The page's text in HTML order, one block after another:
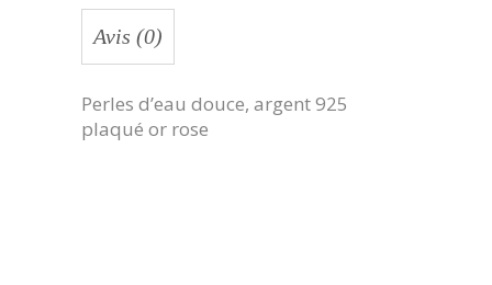
Avis (0)
Perles d’eau douce, argent 925
plaqué or rose